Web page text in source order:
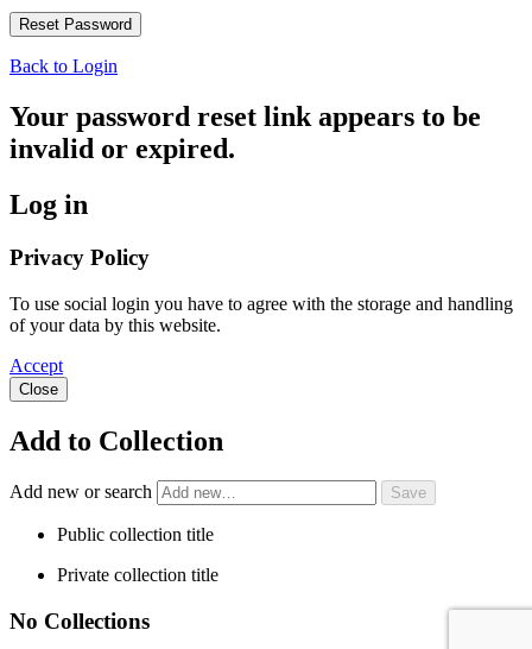
Back to Login
Your password reset link appears to be
invalid or expired.
Log in
Privacy Policy
To use social login you have to agree with the storage and handling
of your data by this website.
Accept
Close
Add to Collection
Add new or search
Public collection title
Private collection title
No Collections